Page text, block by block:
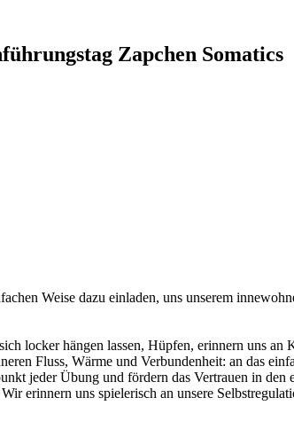
Zapchen Somatics
Weise dazu einladen, uns unserem
locker hängen lassen, Hüpfen, erinnern uns
Fluss, Wärme und Verbundenheit: an das
jeder Übung und fördern das Vertrauen in
erinnern uns spielerisch an unsere